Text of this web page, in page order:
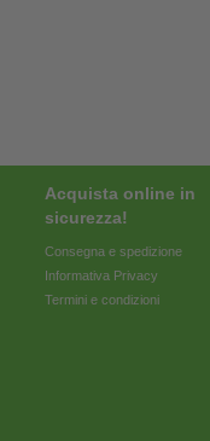
Acquista online in
sicurezza!
Consegna e spedizione
Informativa Privacy
Termini e condizioni